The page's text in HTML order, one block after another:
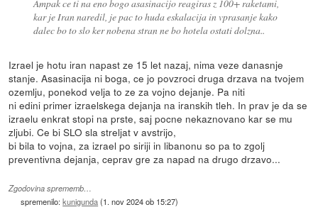
Ampak ce ti na eno bogo asasinacijo reagiras z 100+ raketami,
kar je Iran naredil, je pac to huda eskalacija in vprasanje kako
dalec bo to slo ker nobena stran ne bo hotela ostati dolzna..
Izrael je hotu iran napast ze 15 let nazaj, nima veze danasnje
stanje. Asasinacija ni boga, ce jo povzroci druga drzava na tvojem
ozemlju, ponekod velja to ze za vojno dejanje. Pa niti
ni edini primer izraelskega dejanja na iranskih tleh. In prav je da se
izraelu enkrat stopi na prste, saj pocne nekaznovano kar se mu
zljubi. Ce bi SLO sla streljat v avstrijo,
bi bila to vojna, za izrael po siriji in libanonu so pa to zgolj
preventivna dejanja, ceprav gre za napad na drugo drzavo...
Zgodovina sprememb…
spremenilo:kunigunda(1. nov 2024 ob 15:27)